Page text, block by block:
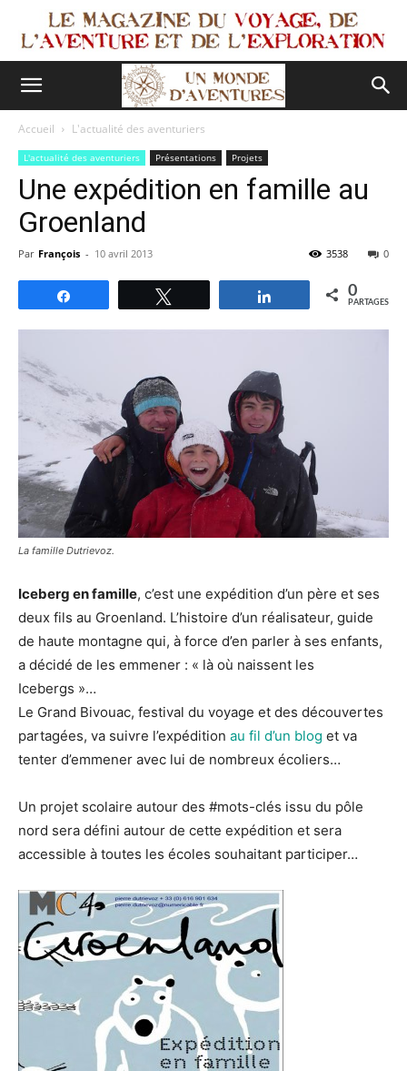
Accueil L'actualité des aventuriers
L'actualité des aventuriers Présentations Projets
Une expédition en famille au
Groenland
Par François - 10 avril 2013 0
3538
Partagez 0
PARTAGES
La famille Dutrievoz.
Iceberg en famille, c’est une expédition d’un père et ses
deux fils au Groenland. L’histoire d’un réalisateur, guide
de haute montagne qui, à force d’en parler à ses enfants,
a décidé de les emmener : « là où naissent les
Icebergs »…
Le Grand Bivouac, festival du voyage et des découvertes
partagées, va suivre l’expédition au fil d’un blog et va
tenter d’emmener avec lui de nombreux écoliers…
Un projet scolaire autour des #mots-clés issu du pôle
nord sera défini autour de cette expédition et sera
accessible à toutes les écoles souhaitant participer…